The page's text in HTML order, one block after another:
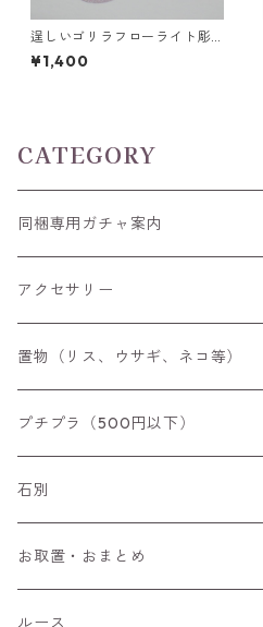
逞しいゴリラフローライト彫
刻 置物 3.5g前後 高さ15mm前
後
¥1,400
CATEGORY
同梱専用ガチャ案内
アクセサリー
空枠
リング
ペンダントトップ
ブローチ
チャーム
置物（リス、ウサギ、ネコ等）
プチプラ（500円以下）
石別
アイオライト
アウイナイト
お取置・おまとめ
ルース